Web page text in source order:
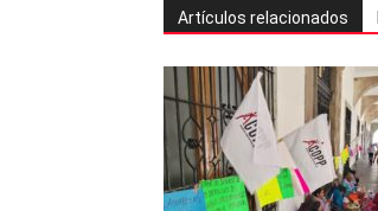
Artículos relacionados